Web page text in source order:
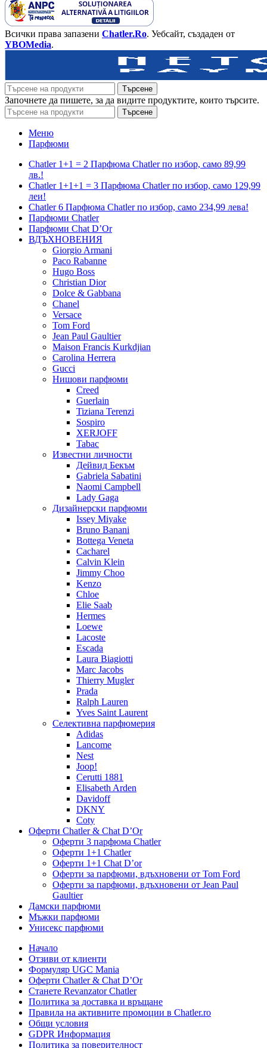
Всички права запазени Chatler.Ro. Уебсайт, създаден от
YBOMedia.
Търсене
Започнете да пишете, за да видите продуктите, които търсите.
Търсене
Меню
Парфюми
Chatler 1+1 = 2 Парфюма Chatler по избор, само 89,99
лв.!
Chatler 1+1+1 = 3 Парфюма Chatler по избор, само 129,99
леи!
Chatler 6 Парфюма Chatler по избор, само 234,99 лева!
Парфюми Chatler
Парфюми Chat D’Or
ВДЪХНОВЕНИЯ
Giorgio Armani
Paco Rabanne
Hugo Boss
Christian Dior
Dolce & Gabbana
Chanel
Versace
Tom Ford
Jean Paul Gaultier
Maison Francis Kurkdjian
Carolina Herrera
Gucci
Нишови парфюми
Creed
Guerlain
Tiziana Terenzi
Sospiro
XERJOFF
Tabac
Известни личности
Дейвид Бекъм
Gabriela Sabatini
Naomi Campbell
Lady Gaga
Дизайнерски парфюми
Issey Miyake
Bruno Banani
Bottega Veneta
Cacharel
Calvin Klein
Jimmy Choo
Kenzo
Chloe
Elie Saab
Hermes
Loewe
Lacoste
Escada
Laura Biagiotti
Marc Jacobs
Thierry Mugler
Prada
Ralph Lauren
Yves Saint Laurent
Селективна парфюмерия
Adidas
Lancome
Nest
Joop!
Cerutti 1881
Elisabeth Arden
Davidoff
DKNY
Coty
Оферти Chatler & Chat D’Or
Оферти 3 парфюма Chatler
Оферти 1+1 Chatler
Оферти 1+1 Chat D’or
Оферти за парфюми, вдъхновени от Tom Ford
Оферти за парфюми, вдъхновени от Jean Paul
Gaultier
Дамски парфюми
Мъжки парфюми
Унисекс парфюми
Начало
Отзиви от клиенти
Формуляр UGC Mania
Оферти Chatler & Chat D’Or
Станете Revanzator Chatler
Политика за доставка и връщане
Правила на активните промоции в Chatler.ro
Общи условия
GDPR Информация
Политика за поверителност